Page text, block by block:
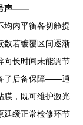
声——
均内平衡各切舱提
数若镀覆区间逐渐
向长时间未能调节
了后备保障——通
膜，既可维护激光
延缓正常检修环节